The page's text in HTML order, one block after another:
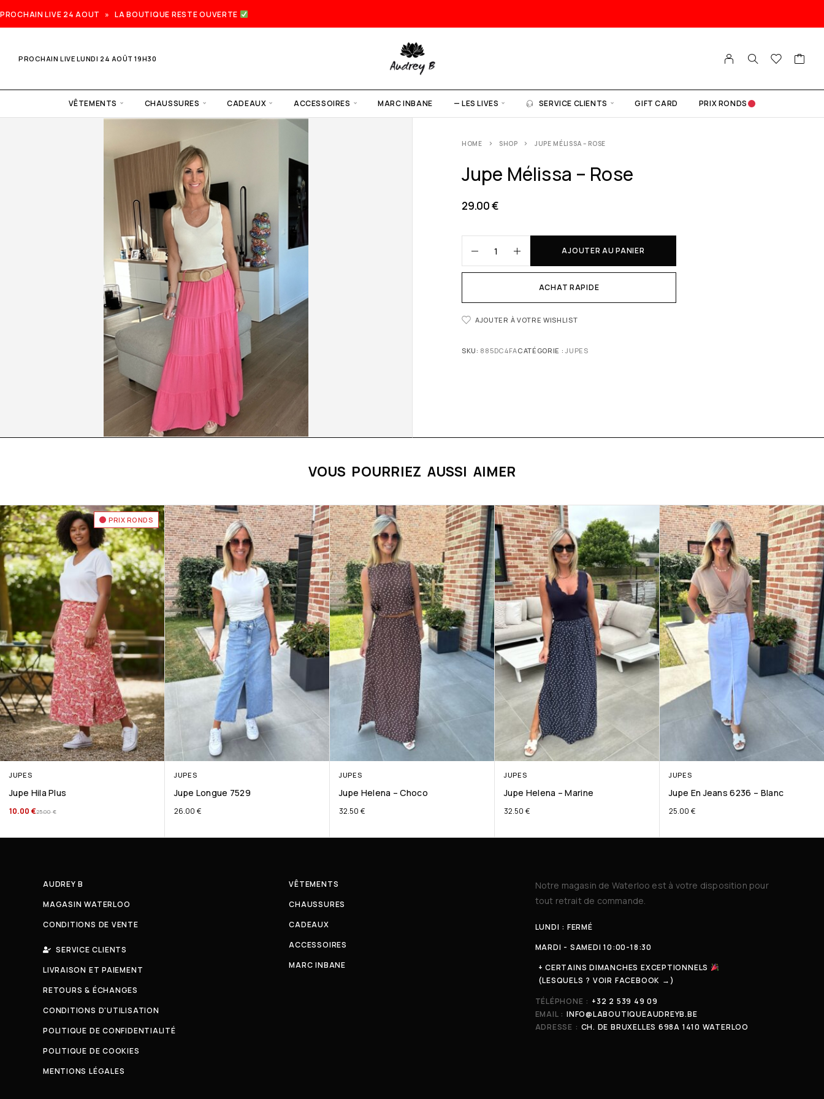
PROCHAIN LIVE 24 AOUT » LA BOUTIQUE RESTE OUVERTE
PROCHAIN LIVE LUNDI 24 AOÛT 19H30
VÊTEMENTS CHAUSSURES CADEAUX ACCESSOIRES MARC INBANE — LES LIVES SERVICE CLIENTS GIFT CARD PRIX RONDS
HOME SHOP JUPE MÉLISSA – ROSE
Jupe Mélissa – Rose
29.00€
AJOUTER AU PANIER
ACHAT RAPIDE
AJOUTER À VOTRE WISHLIST
SKU: 885DC4FACATÉGORIE :JUPES
VOUS POURRIEZ AUSSI AIMER
PRIX RONDS
JUPES
Jupe Hila Plus
25.00€
10.00 €
JUPES
Jupe Longue 7529
26.00 €
JUPES
Jupe Helena – Choco
32.50 €
JUPES
Jupe Helena – Marine
32.50 €
JUPES
Jupe En Jeans 6236 – Blanc
25.00 €
AUDREY B
MAGASIN WATERLOO
CONDITIONS DE VENTE
SERVICE CLIENTS
LIVRAISON ET PAIEMENT
RETOURS & ÉCHANGES
CONDITIONS D'UTILISATION
POLITIQUE DE CONFIDENTIALITÉ
POLITIQUE DE COOKIES
MENTIONS LÉGALES
VÊTEMENTS
CHAUSSURES
CADEAUX
ACCESSOIRES
MARC INBANE
Notre magasin de Waterloo est à votre disposition pour
tout retrait de commande.
LUNDI : FERMÉ
MARDI - SAMEDI 10:00-18:30
+ CERTAINS DIMANCHES EXCEPTIONNELS
(LESQUELS ? VOIR FACEBOOK →)
TÉLÉPHONE : +32 2 539 49 09
EMAIL : INFO@LABOUTIQUEAUDREYB.BE
ADRESSE : CH. DE BRUXELLES 698A 1410 WATERLOO